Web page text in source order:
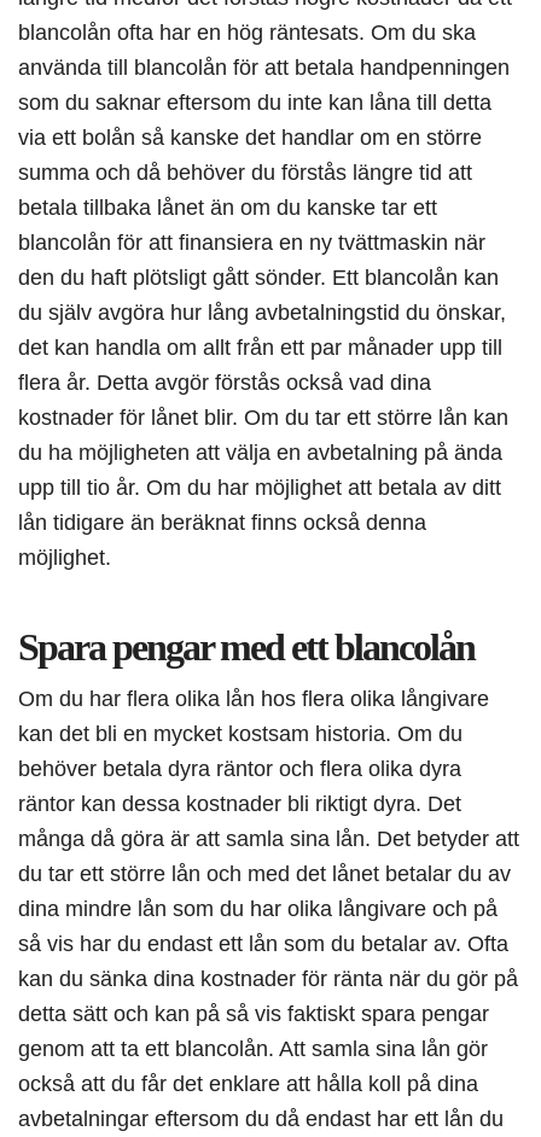
blancolån ofta har en hög räntesats. Om du ska
använda till blancolån för att betala handpenningen
som du saknar eftersom du inte kan låna till detta
via ett bolån så kanske det handlar om en större
summa och då behöver du förstås längre tid att
betala tillbaka lånet än om du kanske tar ett
blancolån för att finansiera en ny tvättmaskin när
den du haft plötsligt gått sönder. Ett blancolån kan
du själv avgöra hur lång avbetalningstid du önskar,
det kan handla om allt från ett par månader upp till
flera år. Detta avgör förstås också vad dina
kostnader för lånet blir. Om du tar ett större lån kan
du ha möjligheten att välja en avbetalning på ända
upp till tio år. Om du har möjlighet att betala av ditt
lån tidigare än beräknat finns också denna
möjlighet.
Spara pengar med ett blancolån
Om du har flera olika lån hos flera olika långivare
kan det bli en mycket kostsam historia. Om du
behöver betala dyra räntor och flera olika dyra
räntor kan dessa kostnader bli riktigt dyra. Det
många då göra är att samla sina lån. Det betyder att
du tar ett större lån och med det lånet betalar du av
dina mindre lån som du har olika långivare och på
så vis har du endast ett lån som du betalar av. Ofta
kan du sänka dina kostnader för ränta när du gör på
detta sätt och kan på så vis faktiskt spara pengar
genom att ta ett blancolån. Att samla sina lån gör
också att du får det enklare att hålla koll på dina
avbetalningar eftersom du då endast har ett lån du